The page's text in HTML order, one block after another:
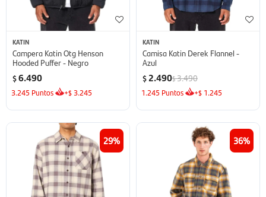
KATIN
Campera Katin Otg Henson
Hooded Puffer - Negro
$6.490
3.245 Puntos +$ 3.245
KATIN
Camisa Katin Derek Flannel -
Azul
$ 2.490$3.490
1.245 Puntos +$ 1.245
29 36